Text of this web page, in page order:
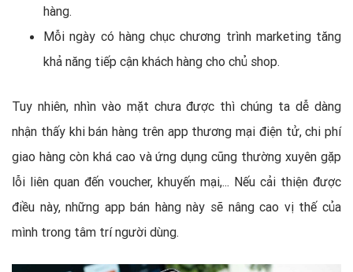
hàng.
Mỗi ngày có hàng chục chương trình marketing tăng
khả năng tiếp cận khách hàng cho chủ shop.
Tuy nhiên, nhìn vào mặt chưa được thì chúng ta dễ dàng
nhận thấy khi bán hàng trên app thương mại điện tử, chi phí
giao hàng còn khá cao và ứng dụng cũng thường xuyên gặp
lỗi liên quan đến voucher, khuyến mại,... Nếu cải thiện được
điều này, những app bán hàng này sẽ nâng cao vị thế của
mình trong tâm trí người dùng.